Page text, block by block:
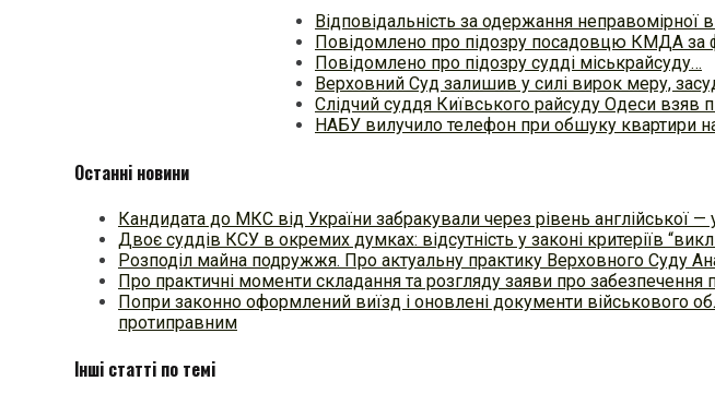
Відповідальність за одержання неправомірної
Повідомлено про підозру посадовцю КМДА за
Повідомлено про підозру судді міськрайсуду…
Верховний Суд залишив у силі вирок меру,
Слідчий суддя Київського райсуду Одеси взяв
НАБУ вилучило телефон при обшуку квартири
Останні новини
Кандидата до МКС від України забракували через рівень англійської
Двоє суддів КСУ в окремих думках: відсутність у законі критеріїв
Розподіл майна подружжя. Про актуальну практику Верховного Суду
Про практичні моменти складання та розгляду заяви про
Попри законно оформлений виїзд і оновлені документи військового
протиправним
Інші статті по темі